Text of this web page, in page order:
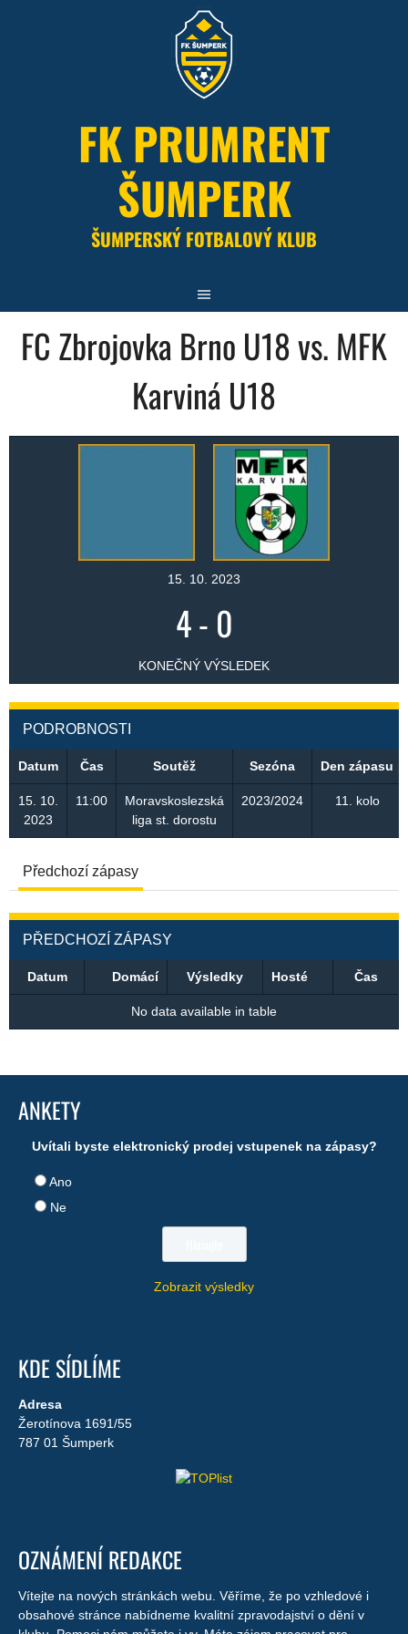
FK PRUMRENT
ŠUMPERK
ŠUMPERSKÝ FOTBALOVÝ KLUB
FC Zbrojovka Brno U18 vs. MFK
Karviná U18
15. 10. 2023
4- 0
KONEČNÝ VÝSLEDEK
PODROBNOSTI
Datum Čas Soutěž Sezóna Den zápasu
15. 10.
2023
11:00
Moravskoslezská
liga st. dorostu
2023/2024 11. kolo
Předchozí zápasy
PŘEDCHOZÍ ZÁPASY
Datum Domácí Výsledky Hosté Čas
No data available in table
ANKETY
Uvítali byste elektronický prodej vstupenek na zápasy?
Ano
Ne
Zobrazit výsledky
KDE SÍDLÍME
Adresa
Žerotínova 1691/55
787 01 Šumperk
OZNÁMENÍ REDAKCE
Vítejte na nových stránkách webu. Věříme, že po vzhledové i
obsahové stránce nabídneme kvalitní zpravodajství o dění v